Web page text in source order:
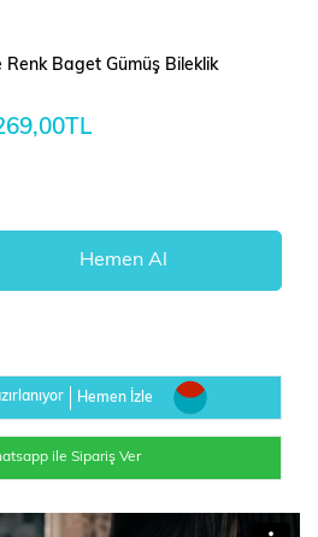
Renk Baget Gümüş Bileklik
Hemen İzle
ile Sipariş Ver